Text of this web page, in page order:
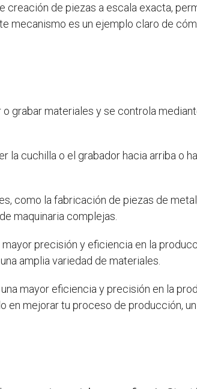
creación de piezas a escala exacta,
mecanismo es un ejemplo claro de
grabar materiales y se controla
la cuchilla o el grabador hacia arriba o
como la fabricación de piezas de
maquinaria complejas.
precisión y eficiencia en la
amplia variedad de materiales.
mayor eficiencia y precisión en la
mejorar tu proceso de producción,